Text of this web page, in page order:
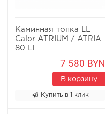
Каминная топка LL
Calor ATRIUM / ATRIA
80 LI
7 580 BYN
В корзину
Купить в 1 клик